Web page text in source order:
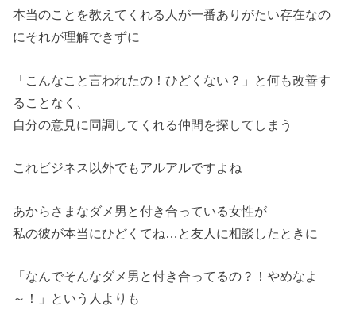
本当のことを教えてくれる人が一番ありがたい存在なの
にそれが理解できずに
「こんなこと言われたの！ひどくない？」 と何も改善す
ることなく、
自分の意見に同調してくれる仲間を探してしまう
これビジネス以外でもアルアルですよね
あからさまなダメ男と付き合っている女性が
私の彼が本当にひどくてね…と友人に相談したときに
「なんでそんなダメ男と付き合ってるの？！やめなよ
～！」 という人よりも